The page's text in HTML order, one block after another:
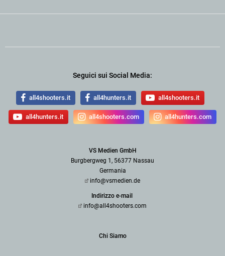
Seguici sui Social Media:
all4shooters.it all4hunters.it all4shooters.it
all4hunters.it all4shooters.com all4hunters.com
VS Medien GmbH
Burgbergweg 1, 56377 Nassau
Germania
info@vsmedien.de
Indirizzo e-mail
info@all4shooters.com
Chi Siamo